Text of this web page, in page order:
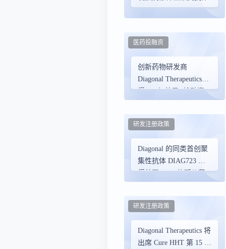
创新药物研发商
Diagonal Therapeutics获
得1.25亿美元B轮融资，
医药投融资
Diagonal 的同类首创聚
集性抗体 DIAG723 获
得美国 FDA 的孤儿药
EMA 对治疗遗传性出
血性毛细血管扩张症
（HHT） 的 ODD 阳性
意见
研发注册政策
Diagonal Therapeutics 将
出席 Cure HHT 第 15 届
研发注册政策